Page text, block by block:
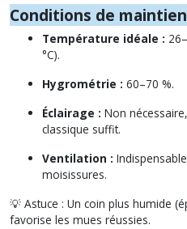
Conditions de maintien
Température idéale :
°C).
Hygrométrie : 60–70 %.
Éclairage : Non
classique suffit.
Ventilation :
moisissures.
💡 Astuce : Un coin plus humide
favorise les mues réussies.